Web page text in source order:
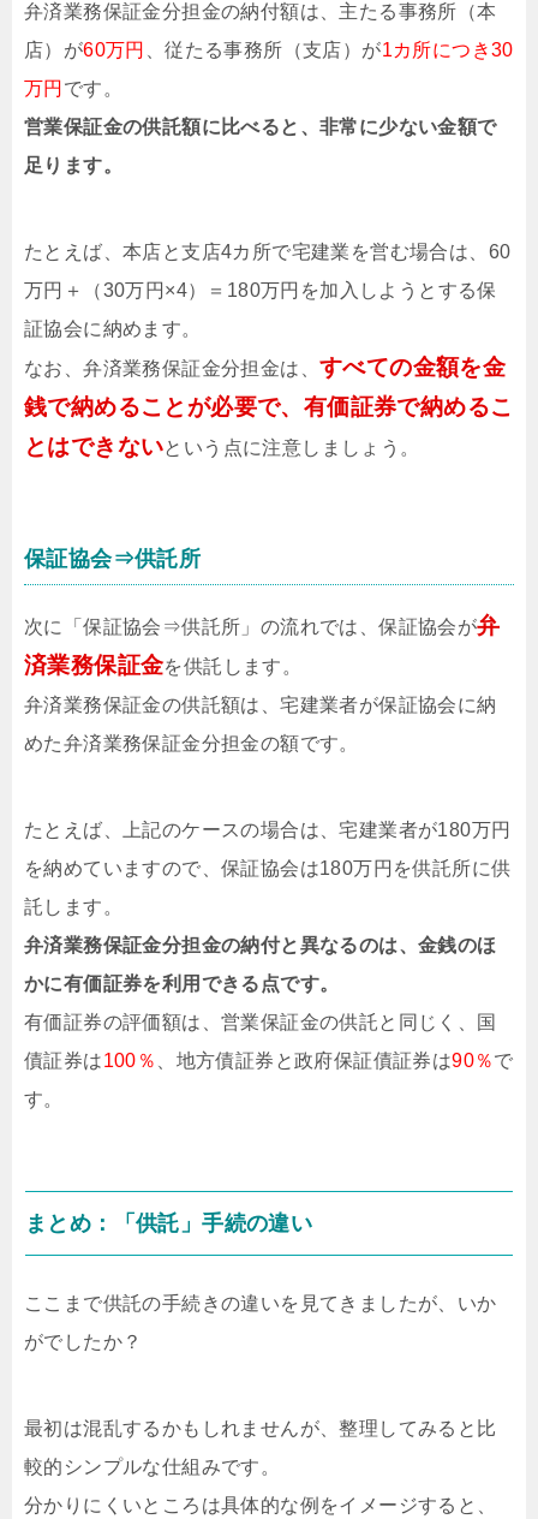
弁済業務保証金分担金の納付額は、主たる事務所（本
店）が60万円 、従たる事務所（支店）が1カ所につき30
万円 です。
営業保証金の供託額に比べると、非常に少ない金額で
足ります。
たとえば、本店と支店4カ所で宅建業を営む場合は、60
万円＋（30万円×4）＝180万円を加入しようとする保
証協会に納めます。
なお、弁済業務保証金分担金は、 すべての金額を金
銭で納めることが必要で、有価証券で納めるこ
とはできないという点に注意しましょう。
保証協会⇒供託所
次に「保証協会⇒供託所」の流れでは、保証協会が弁
済業務保証金を供託します。
弁済業務保証金の供託額は、宅建業者が保証協会に納
めた弁済業務保証金分担金の額です。
たとえば、上記のケースの場合は、宅建業者が180万円
を納めていますので、保証協会は180万円を供託所に供
託します。
弁済業務保証金分担金の納付と異なるのは、金銭のほ
かに有価証券を利用できる点です。
有価証券の評価額は、営業保証金の供託と同じく、国
債証券は100％ 、地方債証券と政府保証債証券は90％で
す。
まとめ：「供託」手続の違い
ここまで供託の手続きの違いを見てきましたが、いか
がでしたか？
最初は混乱するかもしれませんが、整理してみると比
較的シンプルな仕組みです。
分かりにくいところは具体的な例をイメージすると、